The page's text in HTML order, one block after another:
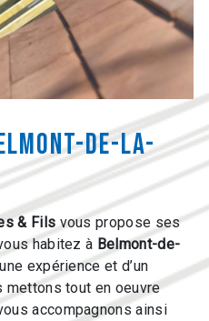
de-la-
& Fils vous propose ses
habitez à Belmont-de-
expérience et d’un
mettons tout en oeuvre
accompagnons ainsi